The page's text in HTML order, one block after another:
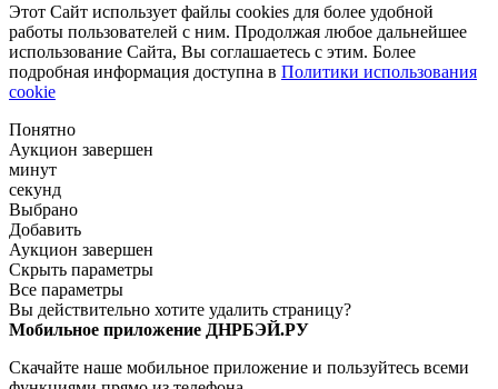
Этот Сайт использует файлы cookies для более удобной
работы пользователей с ним. Продолжая любое дальнейшее
использование Сайта, Вы соглашаетесь с этим. Более
подробная информация доступна в Политики использования
cookie
Понятно
Аукцион завершен
минут
секунд
Выбрано
Добавить
Аукцион завершен
Скрыть параметры
Все параметры
Вы действительно хотите удалить страницу?
Мобильное приложение ДНРБЭЙ.РУ
Скачайте наше мобильное приложение и пользуйтесь всеми